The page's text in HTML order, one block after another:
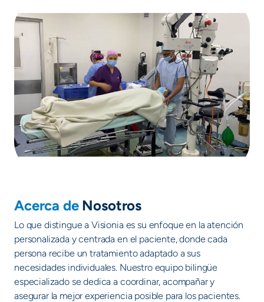
Acerca de Nosotros
Lo que distingue a Visionia es su enfoque en la atención
personalizada y centrada en el paciente, donde cada
persona recibe un tratamiento adaptado a sus
necesidades individuales. Nuestro equipo bilingüe
especializado se dedica a coordinar, acompañar y
asegurar la mejor experiencia posible para los pacientes.